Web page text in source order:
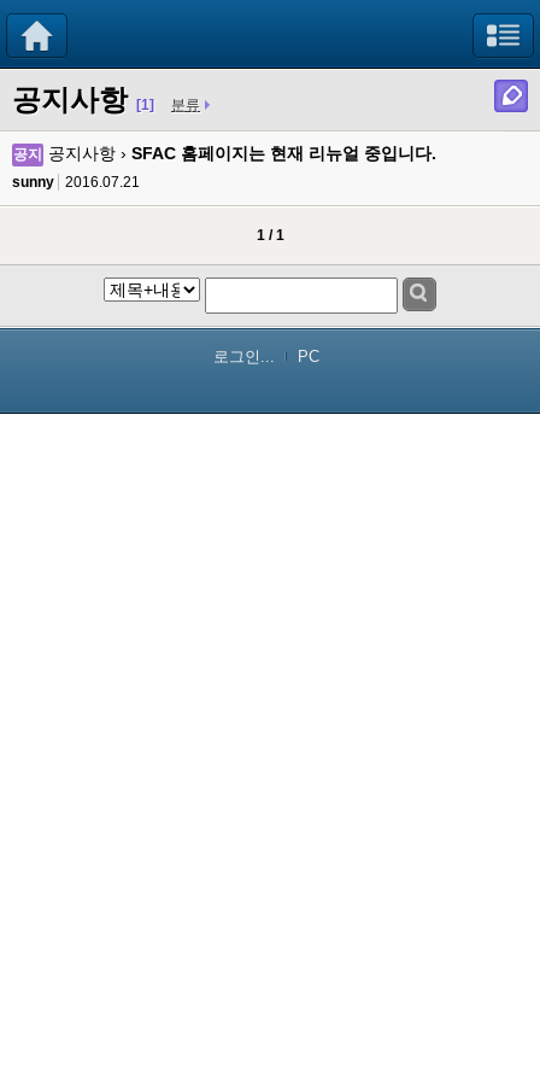
공지사항 [1] 분류
공지 공지사항 › SFAC 홈페이지는 현재 리뉴얼 중입니다.
sunny 2016.07.21
1 / 1
로그인... PC